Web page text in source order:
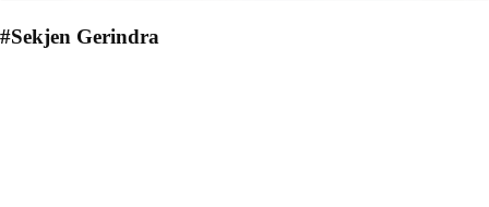
#Sekjen Gerindra